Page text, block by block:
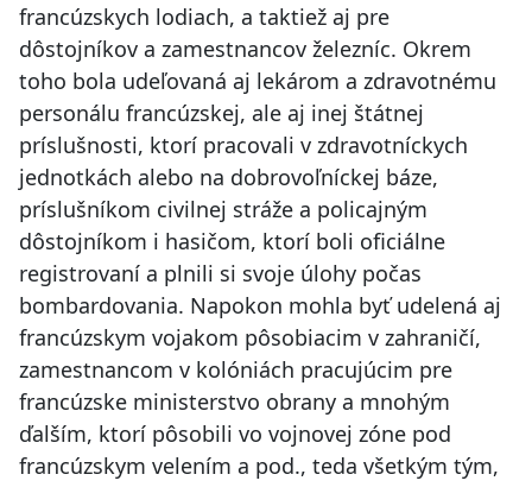
francúzskych lodiach, a taktiež aj pre
dôstojníkov a zamestnancov železníc. Okrem
toho bola udeľovaná aj lekárom a zdravotnému
personálu francúzskej, ale aj inej štátnej
príslušnosti, ktorí pracovali v zdravotníckych
jednotkách alebo na dobrovoľníckej báze,
príslušníkom civilnej stráže a policajným
dôstojníkom i hasičom, ktorí boli oficiálne
registrovaní a plnili si svoje úlohy počas
bombardovania. Napokon mohla byť udelená aj
francúzskym vojakom pôsobiacim v zahraničí,
zamestnancom v kolóniách pracujúcim pre
francúzske ministerstvo obrany a mnohým
ďalším, ktorí pôsobili vo vojnovej zóne pod
francúzskym velením a pod., teda všetkým tým,